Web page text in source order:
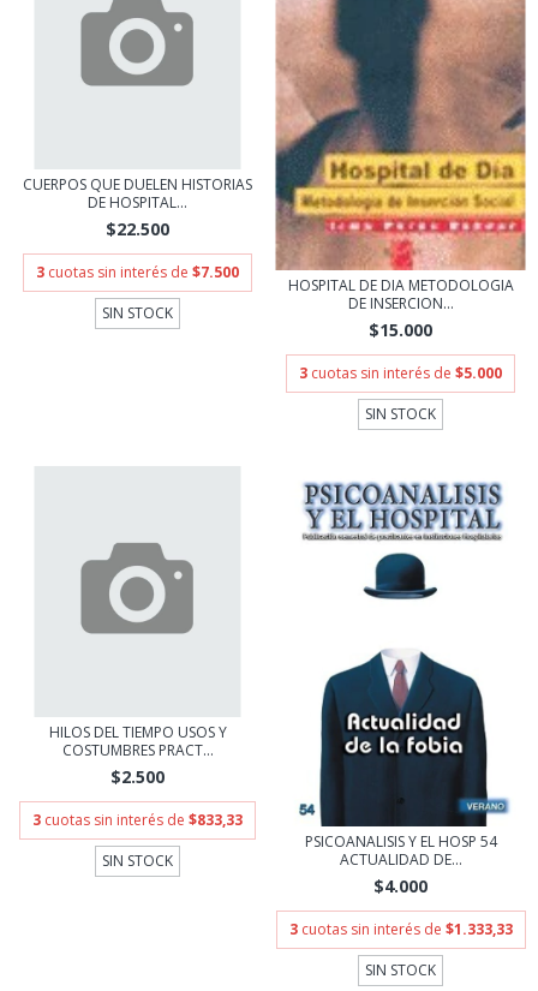
CUERPOS QUE DUELEN HISTORIAS
DE HOSPITAL...
$22.500
3 cuotas sin interés de $7.500
SIN STOCK
HOSPITAL DE DIA METODOLOGIA
DE INSERCION...
$15.000
3 cuotas sin interés de $5.000
SIN STOCK
HILOS DEL TIEMPO USOS Y
COSTUMBRES PRACT...
$2.500
3 cuotas sin interés de $833,33
SIN STOCK
PSICOANALISIS Y EL HOSP 54
ACTUALIDAD DE...
$4.000
3 cuotas sin interés de $1.333,33
SIN STOCK